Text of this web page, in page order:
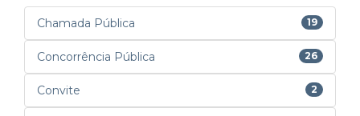
Chamada Pública 19
Concorrência Pública 26
Convite 2